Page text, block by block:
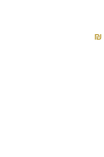
₪